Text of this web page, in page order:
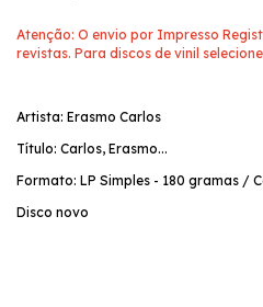
Atenção: O envio por Impresso
revistas. Para discos de vinil selecione
Artista: Erasmo Carlos
Título: Carlos, Erasmo...
Formato: LP Simples - 180 gramas /
Disco novo